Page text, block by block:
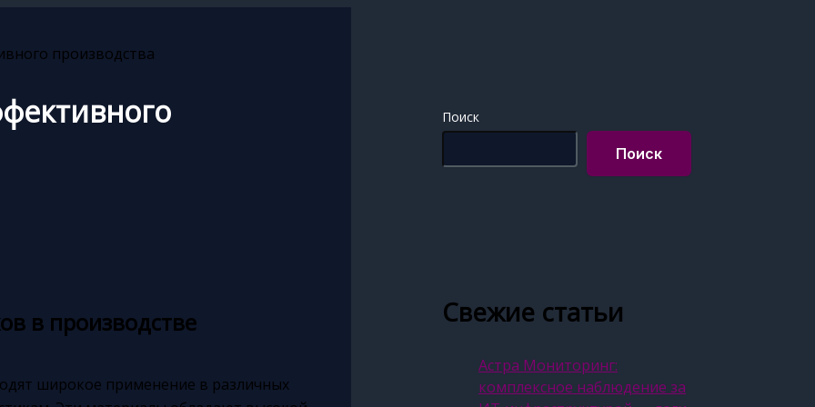
производства
в производстве
широкое применение в различных
Поиск
Поиск
Свежие статьи
Астра Мониторинг:
комплексное наблюдение за